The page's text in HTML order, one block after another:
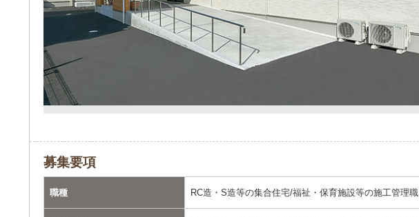
募集要項
職種 RC造・S造等の集合住宅/福祉・保育施設等の施工管理職